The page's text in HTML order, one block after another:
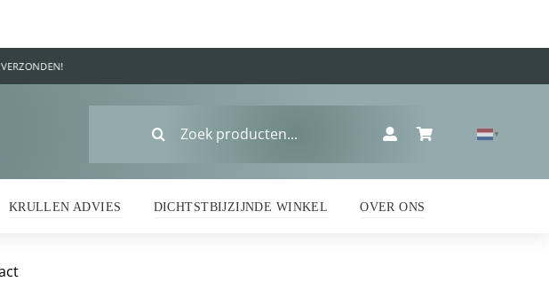
Zoeken
naar:
▼
KRULLEN ADVIES DICHTSTBIJZIJNDE WINKEL OVER ONS